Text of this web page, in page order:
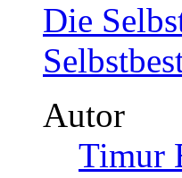
Die
Autor
Timur